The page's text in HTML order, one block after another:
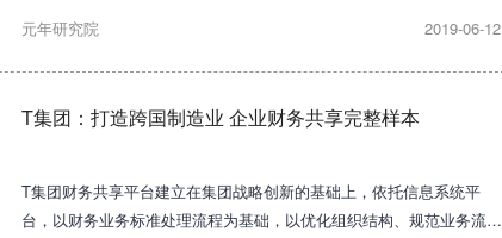
元年研究院
2019-06-12
T集团：打造跨国制造业 企业财务共享完整样本
T集团财务共享平台建立在集团战略创新的基础上，依托信息系统平
台，以财务业务标准处理流程为基础，以优化组织结构、规范业务流程